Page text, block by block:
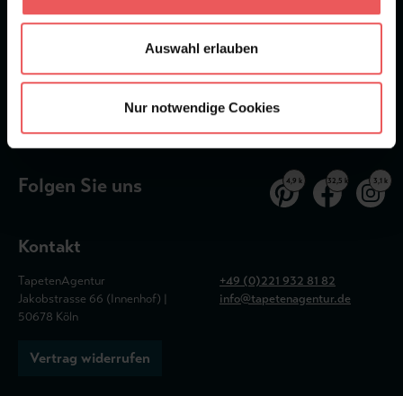
Auswahl erlauben
Nur notwendige Cookies
Abonnieren
Informationen zum Datenschutz.
Folgen Sie uns 4,9 k 32,5 k 3,1 k
Kontakt
TapetenAgentur
Jakobstrasse 66 (Innenhof) |
50678 Köln
+49 (0)221 932 81 82
info@tapetenagentur.de
Vertrag widerrufen